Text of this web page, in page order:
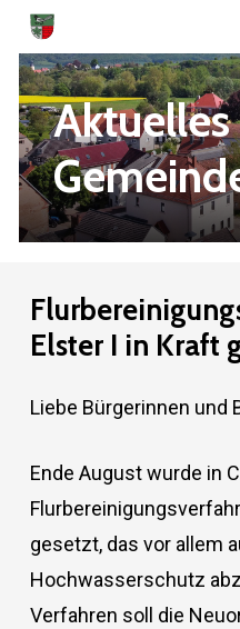
Skip
main
contentAktuelles
Elster I in Kraft
Liebe Bürgerinnen und
Ende August wurde in
gesetzt, das vor allem
Hochwasserschutz
Verfahren soll die